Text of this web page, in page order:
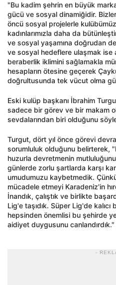
"Bu kadim şehrin en büyük
gücü ve sosyal dinamiğidir.
öncü sosyal projelerle
kadınlarımızla daha da
ve sosyal yaşamına doğrudan
ve sosyal hedeflere ulaşmak
beraberlik iklimini sağlamakla
hesapların ötesine geçerek
doğrultusunda tek vücut olma
Eski kulüp başkanı İbrahim
sadece bir görev ve bir makam
sevdalarından biri olduğunu
Turgut, dört yıl önce görevi
sorumluluk olduğunu belirterek,
huzurla devretmenin
günlerde zorlu şartlarda karşı
umudumuzu kaybetmedik.
mücadele etmeyi Karadeniz'in
İnandık, çalıştık ve birlikte
Lig'e taşıdık. Süper Lig'de
hepsinden önemlisi bu şehirde
aidiyet duygusunu
-